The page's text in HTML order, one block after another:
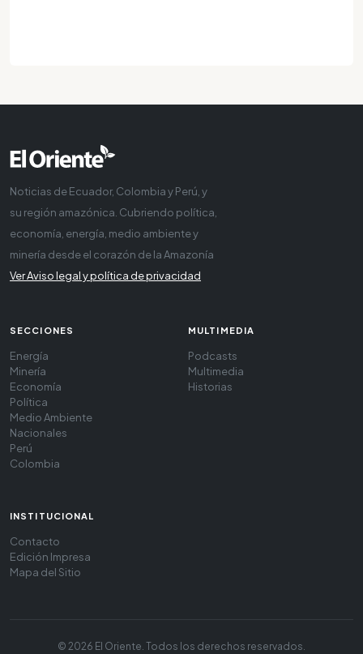
Noticias de Ecuador, Colombia y Perú, y
su región amazónica. Cubriendo política,
economía, energía, medio ambiente y
minería desde el corazón de la Amazonía
Ver Aviso legal y política de privacidad
SECCIONES
Energía
Minería
Economía
Política
Medio Ambiente
Nacionales
Perú
Colombia
MULTIMEDIA
Podcasts
Multimedia
Historias
INSTITUCIONAL
Contacto
Edición Impresa
Mapa del Sitio
© 2026 El Oriente. Todos los derechos reservados.